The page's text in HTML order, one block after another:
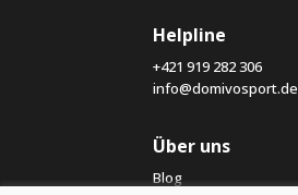
Helpline
+421 919 282 306
info@domivosport.de
Über uns
Blog